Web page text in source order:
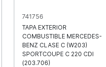
741756
TAPA EXTERIOR
COMBUSTIBLE MERCEDES-
BENZ CLASE C (W203)
SPORTCOUPE C 220 CDI
(203.706)